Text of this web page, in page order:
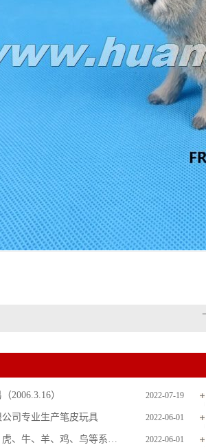
2022-07-19
2006.3.16）
2022-06-01
司专业生产笔皮玩具
2022-06-01
主要生产狗、猫、马、虎、牛、羊、鸡、鸟等系列毛皮玩具